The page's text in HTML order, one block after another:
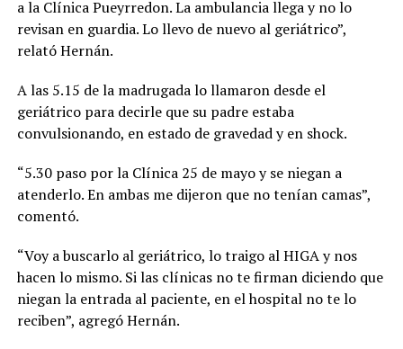
a la Clínica Pueyrredon. La ambulancia llega y no lo
revisan en guardia. Lo llevo de nuevo al geriátrico”,
relató Hernán.
A las 5.15 de la madrugada lo llamaron desde el
geriátrico para decirle que su padre estaba
convulsionando, en estado de gravedad y en shock.
“5.30 paso por la Clínica 25 de mayo y se niegan a
atenderlo. En ambas me dijeron que no tenían camas”,
comentó.
“Voy a buscarlo al geriátrico, lo traigo al HIGA y nos
hacen lo mismo. Si las clínicas no te firman diciendo que
niegan la entrada al paciente, en el hospital no te lo
reciben”, agregó Hernán.